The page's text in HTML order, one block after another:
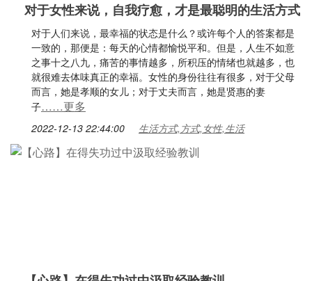
对于女性来说，自我疗愈，才是最聪明的生活方式
对于人们来说，最幸福的状态是什么？或许每个人的答案都是
一致的，那便是：每天的心情都愉悦平和。但是，人生不如意
之事十之八九，痛苦的事情越多，所积压的情绪也就越多，也
就很难去体味真正的幸福。女性的身份往往有很多，对于父母
而言，她是孝顺的女儿；对于丈夫而言，她是贤惠的妻
子……更多
2022-12-13 22:44:00 生活方式,方式,女性,生活